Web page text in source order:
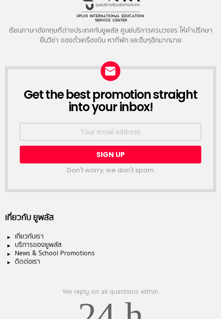
เรียนภาษาอังกฤษที่ต่างประเทศกับยูพลัส ศูนย์บริการครบวงจร ให้คำปรึกษา
ยื่นวีซ่า จองตั๋วเครื่องบิน หาที่พัก และอื่นๆอีกมากมาย
NEWSLETTER
Get the best promotion straight
into your inbox!
Email
Don't worry, we don't spam
เกี่ยวกับ ยูพลัส
เกี่ยวกับเรา
บริการของยูพลัส
News & School Promotions
ติดต่อเรา
We reply on all questions within